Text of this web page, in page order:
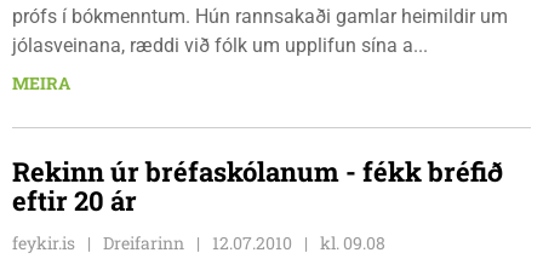
prófs í bókmenntum. Hún rannsakaði gamlar heimildir um
jólasveinana, ræddi við fólk um upplifun sína a...
MEIRA
Rekinn úr bréfaskólanum - fékk bréfið
eftir 20 ár
feykir.is Dreifarinn 12.07.2010
kl. 09.08